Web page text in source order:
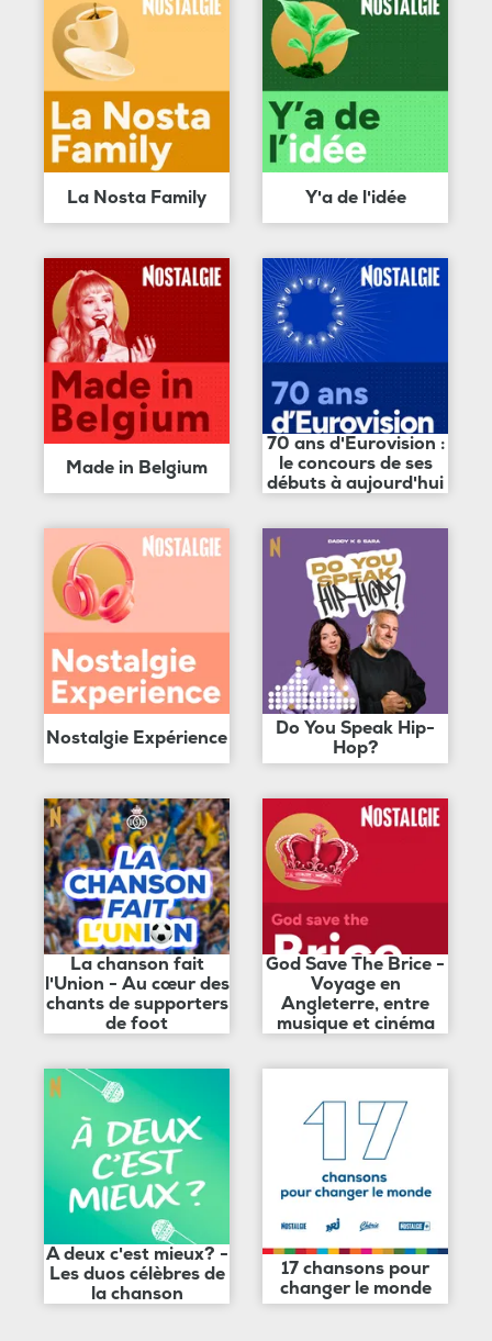
La Nosta Family Y'a de l'idée
Made in Belgium
70 ans d'Eurovision :
le concours de ses
débuts à aujourd'hui
Nostalgie Expérience
Do You Speak Hip-
Hop?
La chanson fait
l'Union - Au cœur des
chants de supporters
de foot
God Save The Brice -
Voyage en
Angleterre, entre
musique et cinéma
A deux c'est mieux? -
Les duos célèbres de
la chanson
17 chansons pour
changer le monde